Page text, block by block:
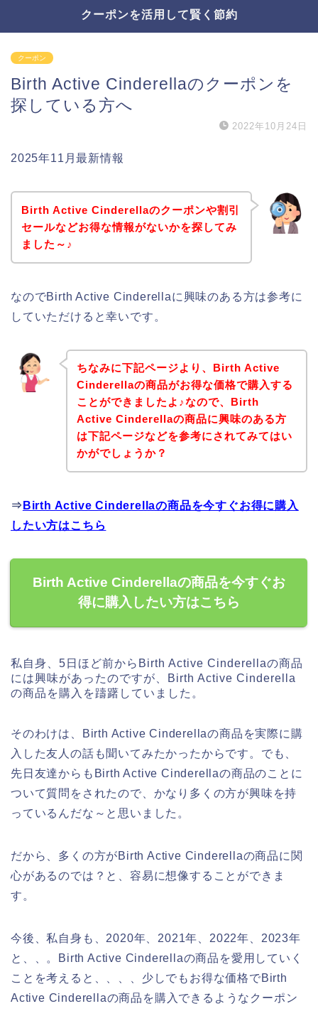
クーポンを活用して賢く節約
クーポン
Birth Active Cinderellaのクーポンを
探している方へ
2022年10月24日
2025年11月最新情報
Birth Active Cinderellaのクーポンや割引
セールなどお得な情報がないかを探してみ
ました～♪
なのでBirth Active Cinderellaに興味のある方は参考に
していただけると幸いです。
ちなみに下記ページより、Birth Active
Cinderellaの商品がお得な価格で購入する
ことができましたよ♪なので、Birth
Active Cinderellaの商品に興味のある方
は下記ページなどを参考にされてみてはい
かがでしょうか？
⇒ Birth Active Cinderellaの商品を今すぐお得に購入
したい方はこちら
Birth Active Cinderellaの商品を今すぐお
得に購入したい方はこちら
私自身、5日ほど前からBirth Active Cinderellaの商品
には興味があったのですが、Birth Active Cinderella
の商品を購入を躊躇していました。
そのわけは、Birth Active Cinderellaの商品を実際に購
入した友人の話も聞いてみたかったからです。でも、
先日友達からもBirth Active Cinderellaの商品のことに
ついて質問をされたので、かなり多くの方が興味を持
っているんだな～と思いました。
だから、多くの方がBirth Active Cinderellaの商品に関
心があるのでは？と、容易に想像することができま
す。
今後、私自身も、2020年、2021年、2022年、2023年
と、、。Birth Active Cinderellaの商品を愛用していく
ことを考えると、、、、少しでもお得な価格でBirth
Active Cinderellaの商品を購入できるようなクーポン